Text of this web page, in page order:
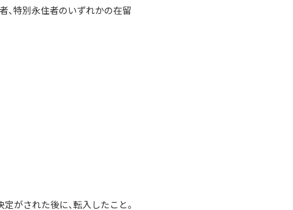
、特別永住者のいずれかの在留
がされた後に、転入したこと。